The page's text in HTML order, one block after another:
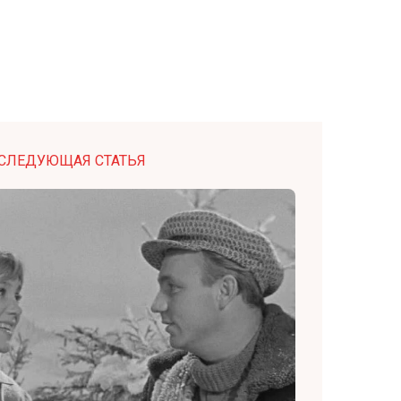
СТАТЬЯ